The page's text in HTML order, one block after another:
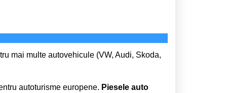
mai multe autovehicule (VW, Audi, Skoda,
autoturisme europene. Piesele auto